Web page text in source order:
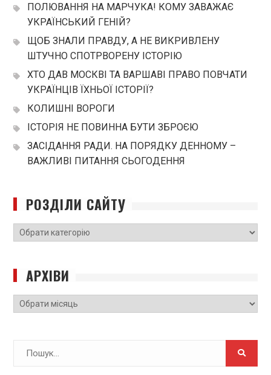
ПОЛЮВАННЯ НА МАРЧУКА! КОМУ ЗАВАЖАЄ
УКРАЇНСЬКИЙ ГЕНІЙ?
ЩОБ ЗНАЛИ ПРАВДУ, А НЕ ВИКРИВЛЕНУ
ШТУЧНО СПОТРВОРЕНУ ІСТОРІЮ
ХТО ДАВ МОСКВІ ТА ВАРШАВІ ПРАВО ПОВЧАТИ
УКРАЇНЦІВ ЇХНЬОЇ ІСТОРІЇ?
КОЛИШНІ ВОРОГИ
ІСТОРІЯ НЕ ПОВИННА БУТИ ЗБРОЄЮ
ЗАСІДАННЯ РАДИ. НА ПОРЯДКУ ДЕННОМУ –
ВАЖЛИВІ ПИТАННЯ СЬОГОДЕННЯ
РОЗДІЛИ САЙТУ
РОЗДІЛИ
САЙТУ
АРХІВИ
Архіви
Search